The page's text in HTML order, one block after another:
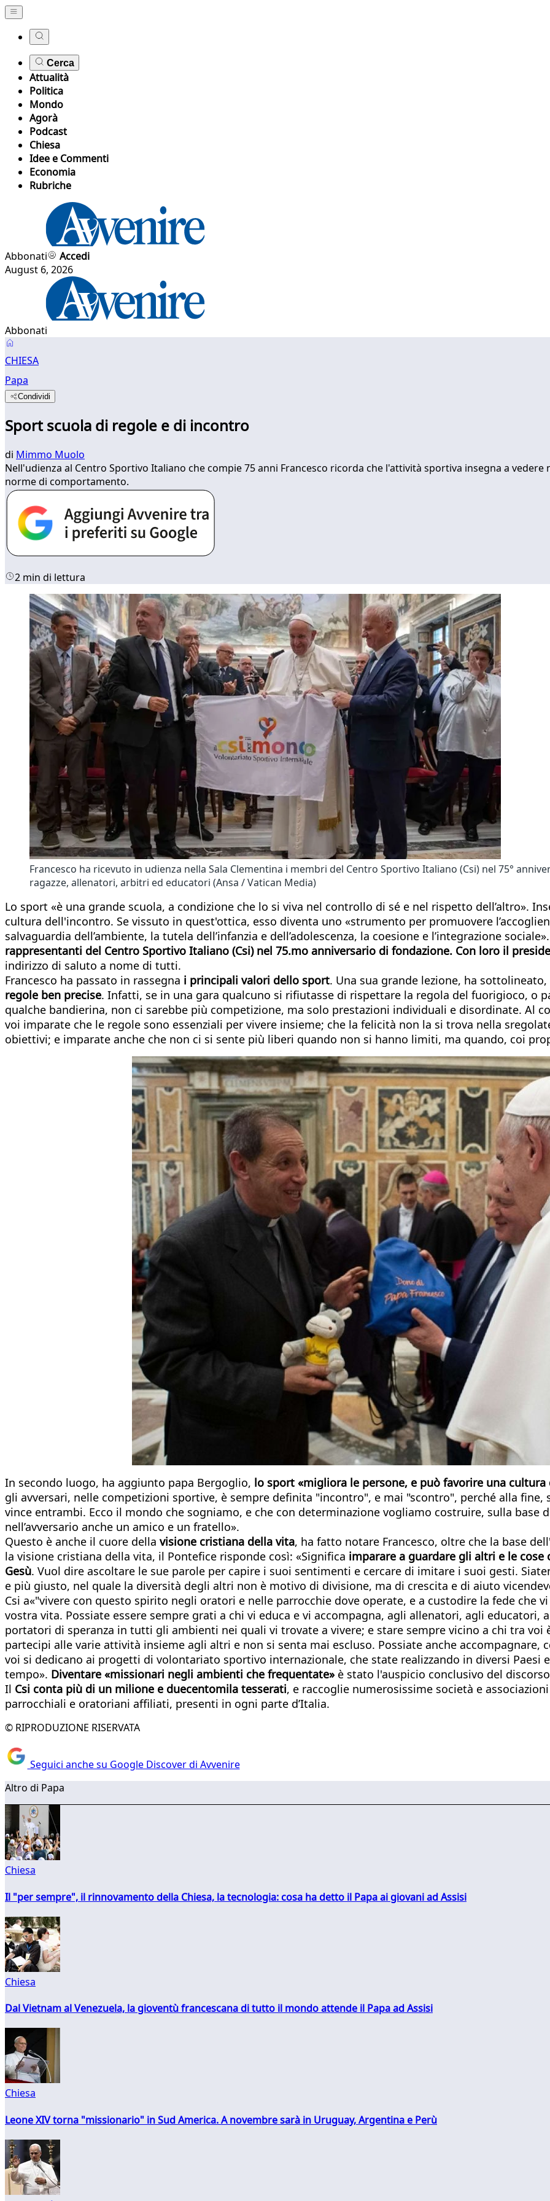
Cerca
Attualità
Politica
Mondo
Agorà
Podcast
Chiesa
Idee e Commenti
Economia
Rubriche
Abbonati
Accedi
August 6, 2026
Abbonati
CHIESA
Papa
Condividi
Sport scuola di regole e di incontro
di Mimmo Muolo
Nell'udienza al Centro Sportivo Italiano che compie 75 anni Francesco ricorda che l'attività sportiva insegna a
norme di comportamento.
2 min di lettura
Francesco ha ricevuto in udienza nella Sala Clementina i membri del Centro Sportivo Italiano (Csi) nel 75°
ragazze, allenatori, arbitri ed educatori (Ansa / Vatican Media)
Lo sport «è una grande scuola, a condizione che lo si viva nel controllo di sé e nel rispetto dell’altro».
cultura dell'incontro. Se vissuto in quest'ottica, esso diventa uno «strumento per promuovere
salvaguardia dell’ambiente, la tutela dell’infanzia e dell’adolescenza, la coesione e l’integrazione
rappresentanti del Centro Sportivo Italiano (Csi) nel 75.mo anniversario di fondazione. Con loro il
indirizzo di saluto a nome di tutti.
Francesco ha passato in rassegna i principali valori dello sport. Una sua grande lezione, ha sottolineato,
regole ben precise. Infatti, se in una gara qualcuno si rifiutasse di rispettare la regola del fuorigioco, o
qualche bandierina, non ci sarebbe più competizione, ma solo prestazioni individuali e disordinate. Al
voi imparate che le regole sono essenziali per vivere insieme; che la felicità non la si trova nella
obiettivi; e imparate anche che non ci si sente più liberi quando non si hanno limiti, ma quando, coi
In secondo luogo, ha aggiunto papa Bergoglio, lo sport «migliora le persone, e può favorire una
gli avversari, nelle competizioni sportive, è sempre definita "incontro", e mai "scontro", perché alla fine,
vince entrambi. Ecco il mondo che sogniamo, e che con determinazione vogliamo costruire, sulla base
nell’avversario anche un amico e un fratello».
Questo è anche il cuore della visione cristiana della vita, ha fatto notare Francesco, oltre che la base
la visione cristiana della vita, il Pontefice risponde così: «Significa imparare a guardare gli altri e le cose
Gesù. Vuol dire ascoltare le sue parole per capire i suoi sentimenti e cercare di imitare i suoi gesti.
e più giusto, nel quale la diversità degli altri non è motivo di divisione, ma di crescita e di aiuto
Csi a«"vivere con questo spirito negli oratori e nelle parrocchie dove operate, e a custodire la fede che
vostra vita. Possiate essere sempre grati a chi vi educa e vi accompagna, agli allenatori, agli educatori,
portatori di speranza in tutti gli ambienti nei quali vi trovate a vivere; e stare sempre vicino a chi tra voi
partecipi alle varie attività insieme agli altri e non si senta mai escluso. Possiate anche
voi si dedicano ai progetti di volontariato sportivo internazionale, che state realizzando in diversi Paesi
tempo». Diventare «missionari negli ambienti che frequentate» è stato l'auspicio conclusivo del
Il Csi conta più di un milione e duecentomila tesserati, e raccoglie numerosissime società e
parrocchiali e oratoriani affiliati, presenti in ogni parte d’Italia.
© RIPRODUZIONE RISERVATA
Seguici anche su Google Discover di Avvenire
Altro di Papa
Chiesa
Il "per sempre", il rinnovamento della Chiesa, la tecnologia: cosa ha detto il Papa ai giovani ad Assisi
Chiesa
Dal Vietnam al Venezuela, la gioventù francescana di tutto il mondo attende il Papa ad Assisi
Chiesa
Leone XIV torna "missionario" in Sud America. A novembre sarà in Uruguay, Argentina e Perù